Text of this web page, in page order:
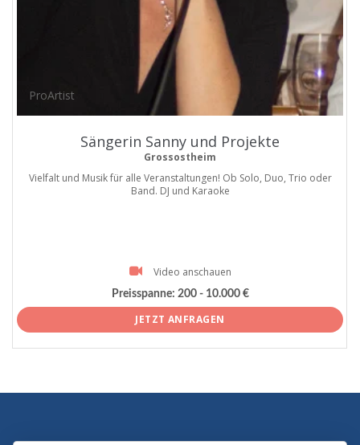
ProArtist
Sängerin Sanny und Projekte
Grossostheim
Vielfalt und Musik für alle Veranstaltungen! Ob Solo, Duo, Trio oder
Band. DJ und Karaoke
Video anschauen
Preisspanne: 200 - 10.000 €
JETZT ANFRAGEN